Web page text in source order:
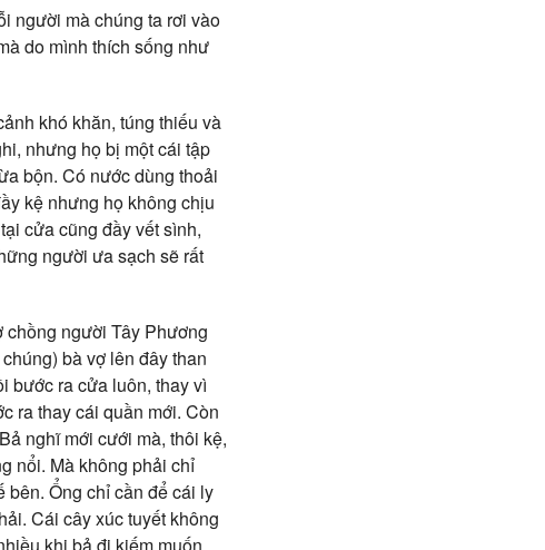
người mà chúng ta rơi vào
do mình thích sống như
khó khăn, túng thiếu và
nhưng họ bị một cái tập
bộn. Có nước dùng thoải
kệ nhưng họ không chịu
cửa cũng đầy vết sình,
người ưa sạch sẽ rất
chồng người Tây Phương
bà vợ lên đây than
bước ra cửa luôn, thay vì
ra thay cái quần mới. Còn
nghĩ mới cưới mà, thôi kệ,
nổi. Mà không phải chỉ
bên. Ổng chỉ cần để cái ly
Cái cây xúc tuyết không
khi bả đi kiếm muốn